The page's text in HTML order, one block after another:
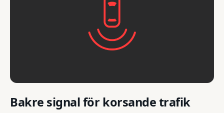
Bakre signal för korsande trafik